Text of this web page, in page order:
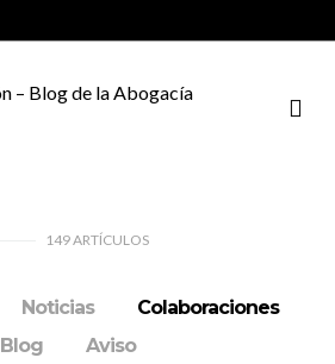
149ARTÍCULOS
Noticias
Colaboraciones
Blog
Aviso